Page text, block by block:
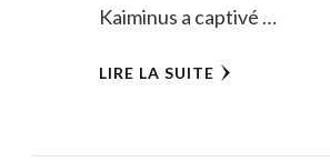
Kaiminus a captivé …
LIRE LA SUITE